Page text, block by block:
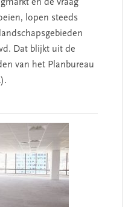
en de vraag
lopen steeds
Dat blijkt uit de
van het Planbureau